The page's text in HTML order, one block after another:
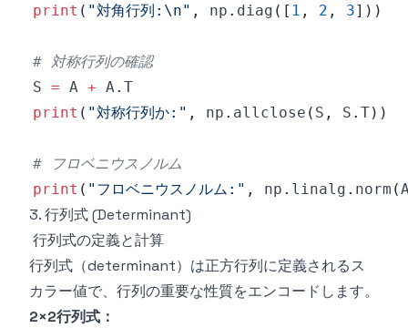
print ( "対角行列:\n" , np . diag ( [ 1 , 2 , 3] ) )
# 対称行列の確認
S = A + A .
print ( "対称行列か:" , np . allclose ( S , S . T) )
# フロベニウスノルム
print ( "フロベニウスノルム:" , np . linalg . norm (
3. 行列式 (Determinant)
行列式の定義と計算
行列式（determinant）は正方行列に定義されるス
カラー値で、行列の重要な性質をエンコードします。
2×2行列式：